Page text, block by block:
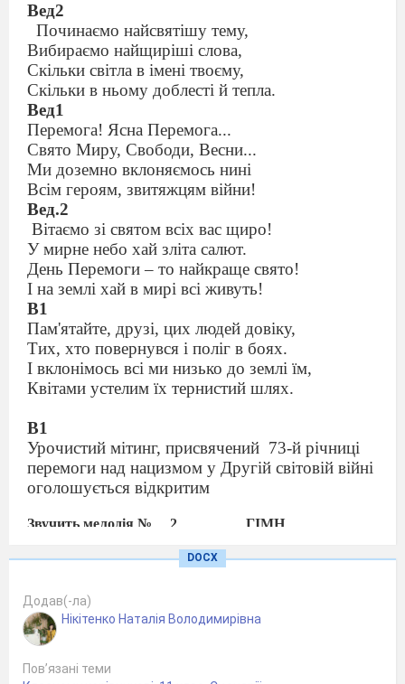
Вед2
Починаємо найсвятішу тему,
Вибираємо найщиріші слова,
Скільки світла в імені твоєму,
Скільки в ньому доблесті й тепла.
Вед1
Перемога! Ясна Перемога...
Свято Миру, Свободи, Весни...
Ми доземно вклоняємось нині
Всім героям, звитяжцям війни!
Вед.2
Вітаємо зі святом всіх вас щиро!
У мирне небо хай зліта салют.
День Перемоги – то найкраще свято!
І на землі хай в мирі всі живуть!
В1
Пам'ятайте, друзі, цих людей довіку,
Тих, хто повернувся і поліг в боях.
І вклонімось всі ми низько до землі їм,
Квітами устелим їх тернистий шлях.
В1
Урочистий мітинг, присвячений 73-й річниці
перемоги над нацизмом у Другій світовій війні
оголошується відкритим
Звучить мелодія № __2________
ГІМН
Із року в рік часопис віддаляє
Та травень знов і знову нагадає,
Як із життя ішли його сини.
В2
Буяють мирно квіти на могилах,
До сонця красного метелики летять.
DOCX
Додав(-ла)
Нікітенко Наталія Володимирівна
Пов’язані теми